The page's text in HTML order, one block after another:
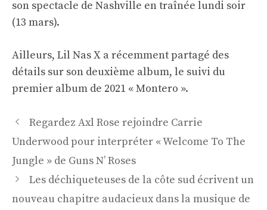
son spectacle de Nashville en traînée lundi soir
(13 mars).
Ailleurs, Lil Nas X a récemment partagé des
détails sur son deuxième album, le suivi du
premier album de 2021 « Montero ».
Navigation
des
articles
Regardez Axl Rose rejoindre Carrie
Underwood pour interpréter « Welcome To The
Jungle » de Guns N’ Roses
Les déchiqueteuses de la côte sud écrivent un
nouveau chapitre audacieux dans la musique de